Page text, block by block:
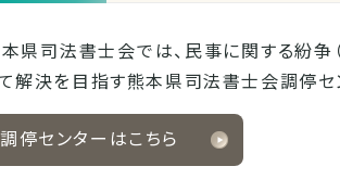
県司法書士会では、民事に関する紛争
解決を目指す熊本県司法書士会調停セ
調停センターはこちら